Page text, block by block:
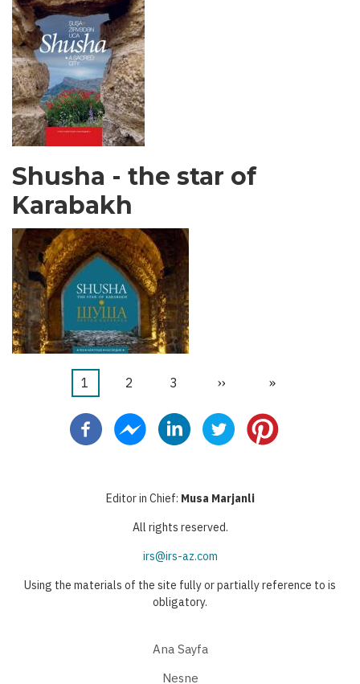
Shusha - the star of
Karabakh
Pagination
Şu
kullanılan
1 Sayfa
2 Sayfa
3
Sonraki
››
Last
»
Editor in Chief: Musa Marjanli
All rights reserved.
irs@irs-az.com
Using the materials of the site fully or partially reference to is
obligatory.
Ana Sayfa
Nesne